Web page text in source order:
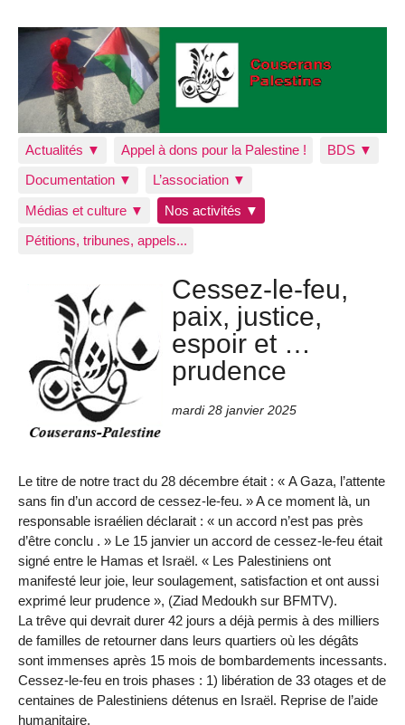
Actualités ▼ Appel à dons pour la Palestine !
BDS ▼
Documentation ▼
L’association ▼
Médias et culture ▼
Nos activités ▼
Pétitions, tribunes, appels...
Cessez-le-feu,
paix, justice,
espoir et …
prudence
mardi 28 janvier 2025
Le titre de notre tract du 28 décembre était : « A Gaza, l’attente
sans fin d’un accord de cessez-le-feu. » A ce moment là, un
responsable israélien déclarait : « un accord n’est pas près
d’être conclu . » Le 15 janvier un accord de cessez-le-feu était
signé entre le Hamas et Israël. « Les Palestiniens ont
manifesté leur joie, leur soulagement, satisfaction et ont aussi
exprimé leur prudence », (Ziad Medoukh sur BFMTV).
La trêve qui devrait durer 42 jours a déjà permis à des milliers
de familles de retourner dans leurs quartiers où les dégâts
sont immenses après 15 mois de bombardements incessants.
Cessez-le-feu en trois phases : 1) libération de 33 otages et de
centaines de Palestiniens détenus en Israël. Reprise de l’aide
humanitaire.